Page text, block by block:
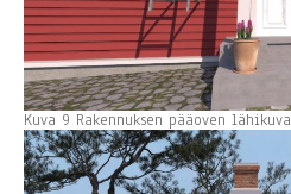
Kuva 9 Rakennuksen pääoven lähikuva